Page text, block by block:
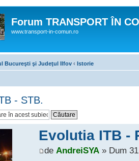
Forum TRANSPORT ÎN
www.transport-in-comun.ro
Bucureşti şi Judeţul Ilfov ‹ Istorie
- STB.
Evolutia ITB -
de AndreiSYA» Dum